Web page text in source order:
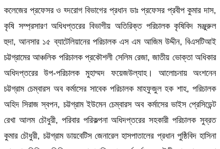
কলেজের প্রফেসর ও হ্দরোগ বিভাগের প্রধান ডাঃ প্রফেসর প্রবীপ কুমার দাস,
কৃষি সম্প্রসারণ অধিধপ্তরের বিভাগীয় অতিরিক্ত পরিচালক কৃষিবিদ মঞ্জুরুল
হুদা, আনসার ১৫ ব্যাটেলিয়ানের পরিচালক এস এম আজিম উদ্দীন, বিএসটিআই
চট্টগ্রামের আঞ্চলিক পরিচালক প্রকৌশলী সেলিম রেজা, জাতীয় ভোক্তা অধিকার
অধিদপ্তরের উপ-পরিচালক মুহাম্মদ ফয়েজউল্যাহ। আলোচনায় অংশনেন
চট্টগ্রাম চেম্বারস অব কর্মাসের সাবেক পরিচালক মাহফুজুল হক শাহ, পরিচালক
অহিদ সিরাজ স্বপন, চট্টগ্রাম ইউমেন চেম্বারস অব কর্মাসের ভাইস প্রেসিডেন্ট
রেখা আলম চৌধুরী, পরিবার পরিকল্পনা অধিদপ্তরের সহকারী পরিচালক সুব্রত
কুমার চৌধুরী, চট্টগ্রাম ডায়বেটিস জেনারেল হাসপাতালের প্রধান পুষ্ঠিবিদ হাসিনা